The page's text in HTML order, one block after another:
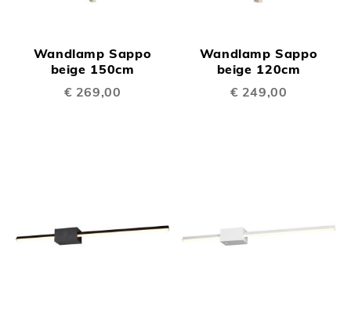
Wandlamp Sappo
beige 150cm
€ 269,00
Wandlamp Sappo
beige 120cm
€ 249,00